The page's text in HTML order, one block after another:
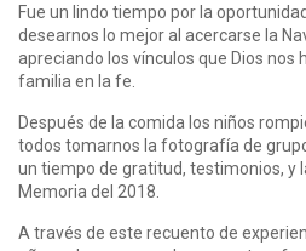
Fue un lindo tiempo por la
desearnos lo mejor al acercarse la
apreciando los vínculos que Dios nos
familia en la fe.
Después de la comida los niños
todos tomarnos la fotografía de
un tiempo de gratitud, testimonios, y
Memoria del 2018.
A través de este recuento de